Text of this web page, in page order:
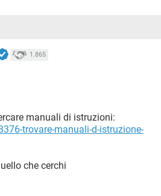
1.865
manuali di istruzioni:
trovare-manuali-d-istruzione-
che cerchi